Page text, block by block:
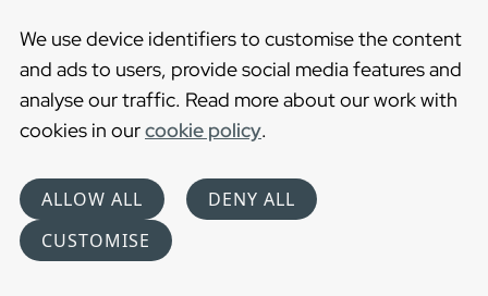
We use device identifiers to customise the content
and ads to users, provide social media features and
analyse our traffic. Read more about our work with
cookies in ourcookie policy.
ALLOW ALL
DENY ALL
CUSTOMISE